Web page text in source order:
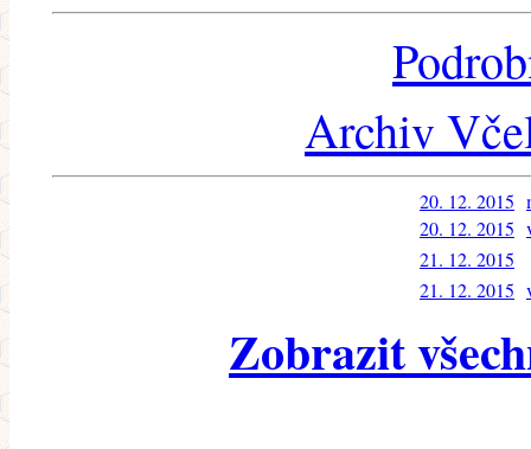
Archiv
20. 12. 2015
20. 12. 2015
21. 12. 2015
21. 12. 2015
Zobrazit